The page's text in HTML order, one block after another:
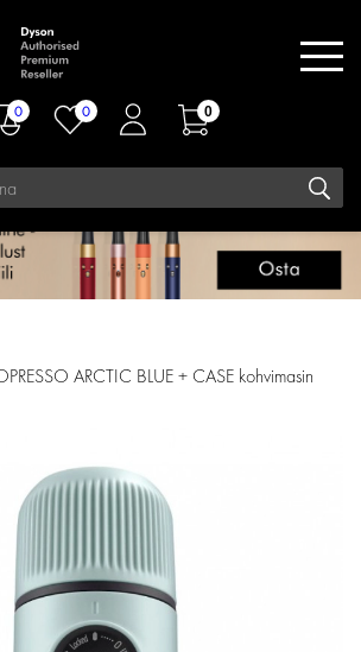
0 0 0
ARCTIC BLUE + CASE kohvimasin